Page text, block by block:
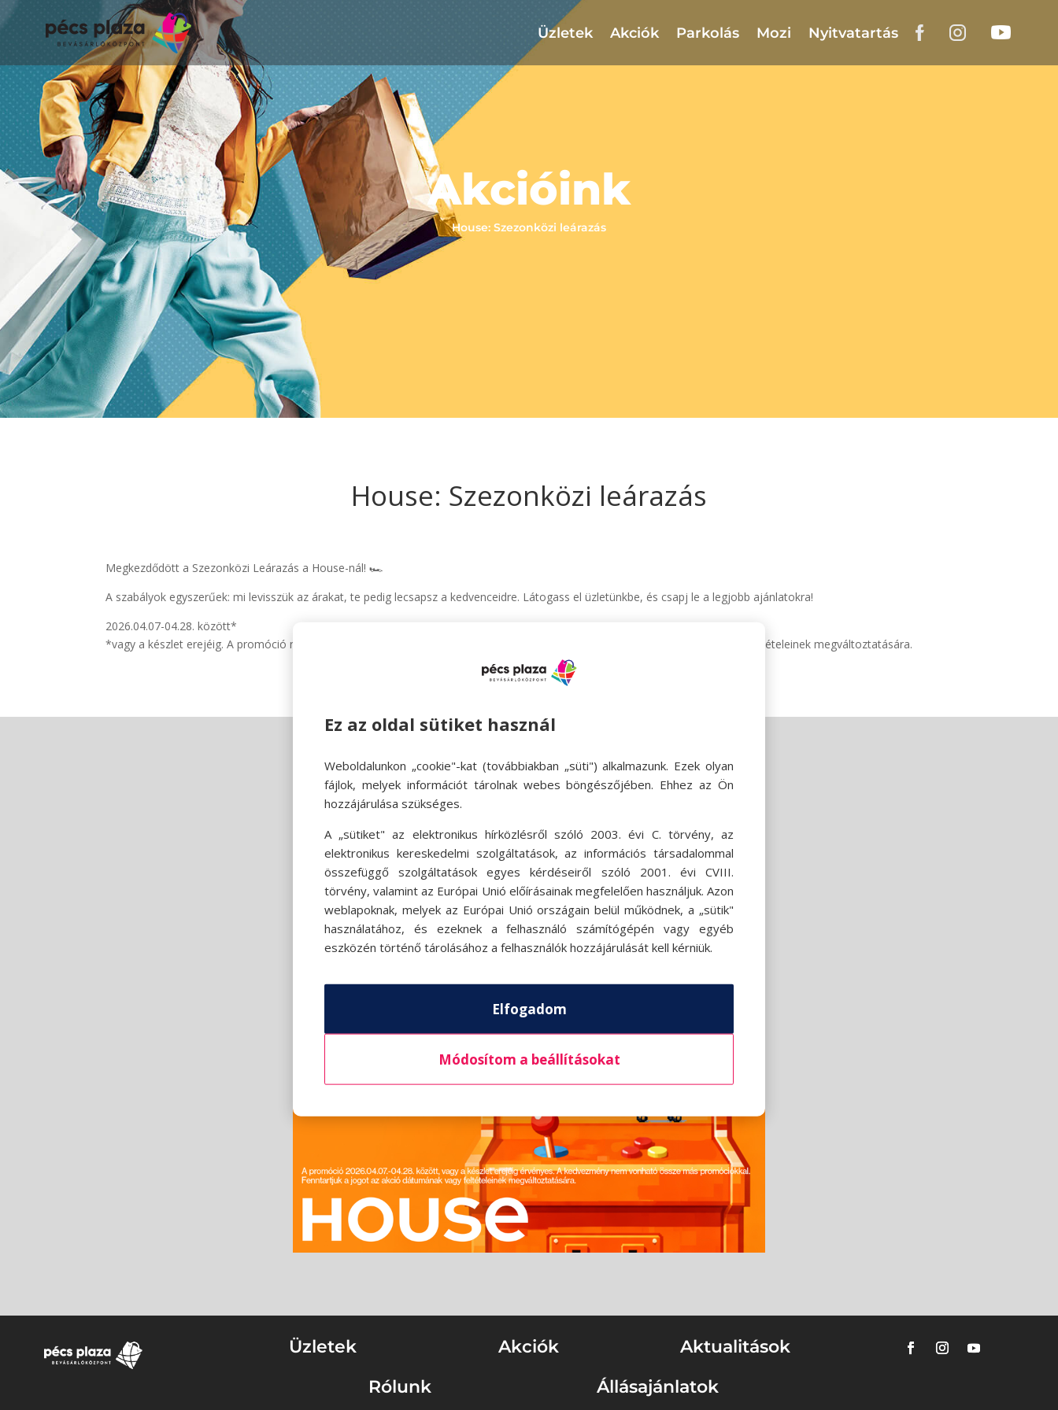
Üzletek Akciók Parkolás Mozi Nyitvatartás
Akcióink
House: Szezonközi leárazás
House: Szezonközi leárazás
Megkezdődött a Szezonközi Leárazás a House-nál! 🏎️
A szabályok egyszerűek: mi levisszük az árakat, te pedig lecsapsz a kedvenceidre. Látogass el üzletünkbe, és csapj le a legjobb ajánlatokra!
2026.04.07-04.28. között*
*vagy a készlet erejéig. A promóció nem vonható össze más kedvezményekkel. Fenntartjuk a jogot az akció dátumának vagy feltételeinek megváltoztatására.
Üzletek Akciók
Aktualitások
Rólunk
Állásajánlatok
Ez az oldal sütiket használ
Weboldalunkon „cookie"-kat (továbbiakban „süti") alkalmazunk. Ezek olyan
fájlok, melyek információt tárolnak webes böngészőjében. Ehhez az Ön
hozzájárulása szükséges.
A „sütiket" az elektronikus hírközlésről szóló 2003. évi C. törvény, az
elektronikus kereskedelmi szolgáltatások, az információs társadalommal
összefüggő szolgáltatások egyes kérdéseiről szóló 2001. évi CVIII.
törvény, valamint az Európai Unió előírásainak megfelelően használjuk. Azon
weblapoknak, melyek az Európai Unió országain belül működnek, a „sütik"
használatához, és ezeknek a felhasználó számítógépén vagy egyéb
eszközén történő tárolásához a felhasználók hozzájárulását kell kérniük.
Elfogadom
Módosítom a beállításokat